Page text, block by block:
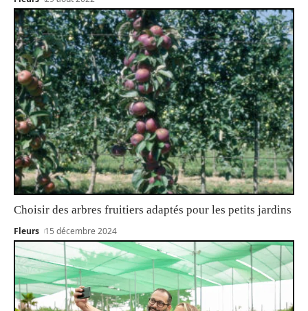
Choisir des arbres fruitiers adaptés pour les petits jardins
Fleurs 15 décembre 2024